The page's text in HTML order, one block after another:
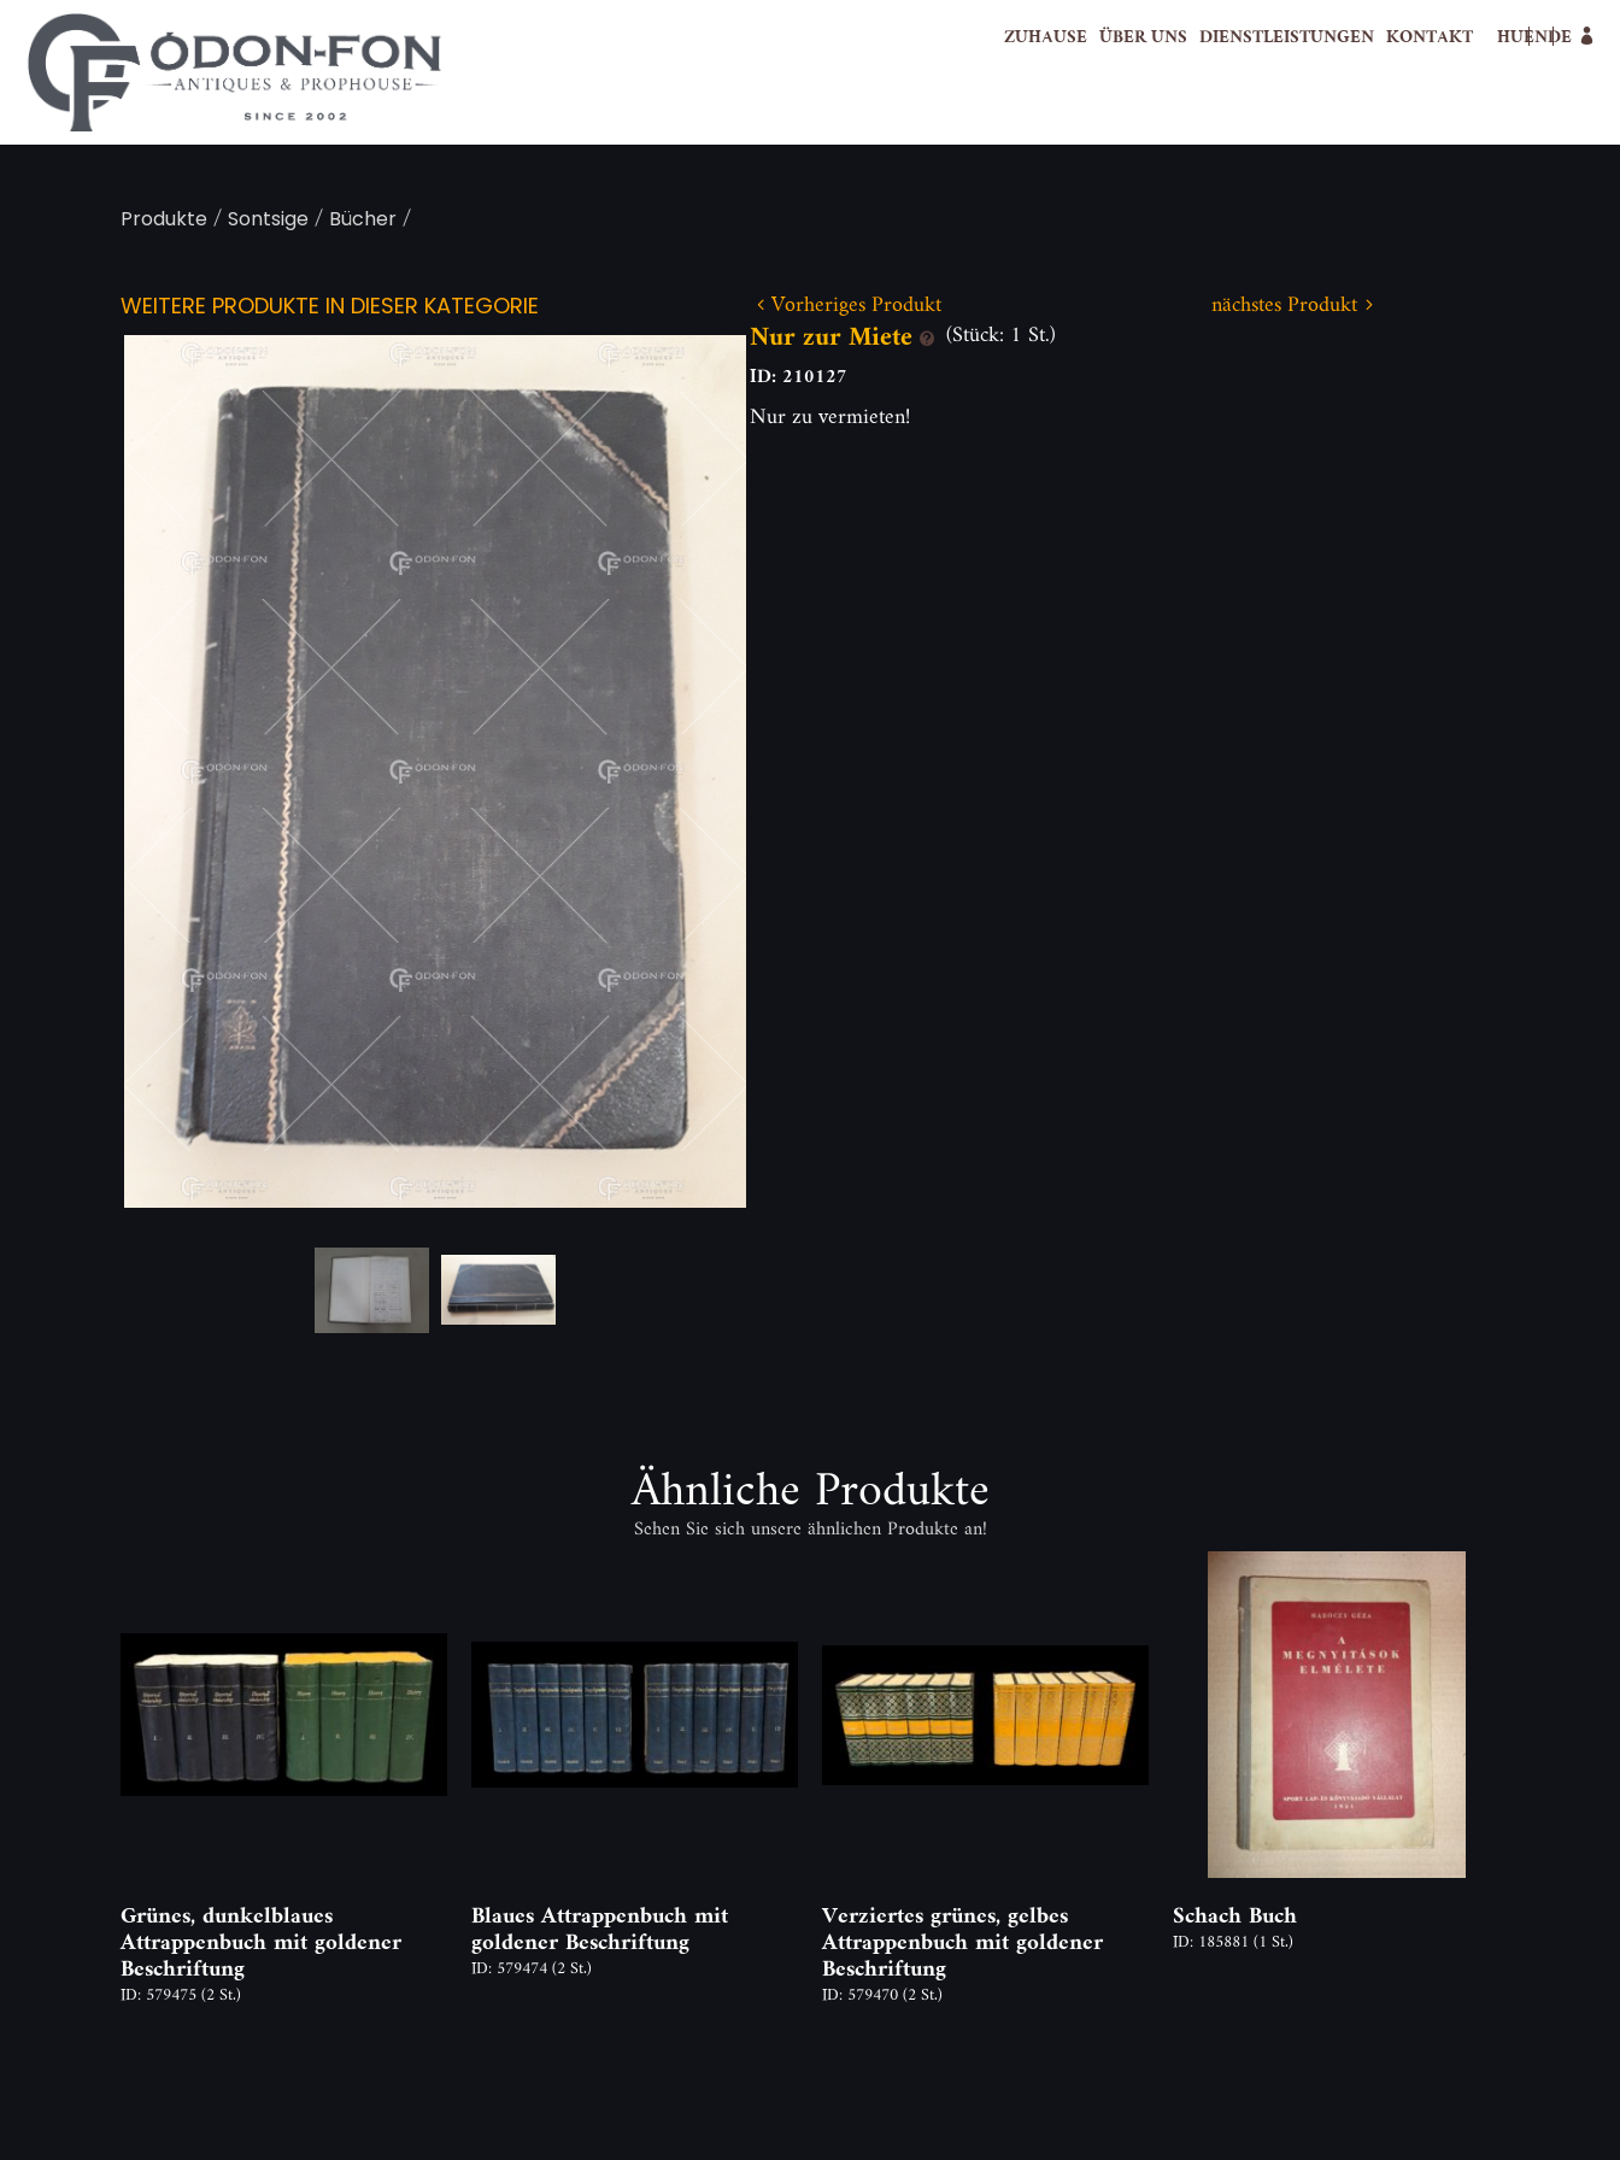
ZUHAUSE ÜBER UNS DIENSTLEISTUNGEN KONTAKT HUENDE
Produkte/Sontsige/ Bücher/
WEITERE PRODUKTE IN DIESER KATEGORIE Vorheriges Produkt nächstes Produkt
Nur zur Miete (Stück: 1 St.)
ID: 210127
Nur zu vermieten!
Ähnliche Produkte
Sehen Sie sich unsere ähnlichen Produkte an!
Grünes, dunkelblaues
Attrappenbuch mit goldener
Beschriftung
ID: 579475(2 St.)
Blaues Attrappenbuch mit
goldener Beschriftung
ID: 579474(2 St.)
Verziertes grünes, gelbes
Attrappenbuch mit goldener
Beschriftung
ID: 579470(2 St.)
Schach Buch
ID: 185881 (1 St.)
Cookie-Einstellungen